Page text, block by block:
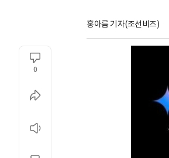
홍아름 기자(조선비즈)
0